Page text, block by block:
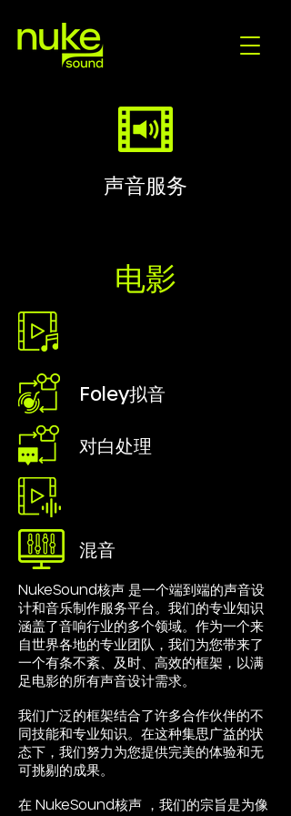
声音服务
​电影
Foley拟音
对白处理
混音
NukeSound核声 是一个端到端的声音设
计和音乐制作服务平台。我们的专业知识
涵盖了音响行业的多个领域。作为一个来
自世界各地的专业团队，我们为您带来了
一个有条不紊、及时、高效的框架，以满
足电影的所有声音设计需求。
我们广泛的框架结合了许多合作伙伴的不
同技能和专业知识。在这种集思广益的状
态下，我们努力为您提供完美的体验和无
可挑剔的成果。
在 NukeSound核声 ，我们的宗旨是为像